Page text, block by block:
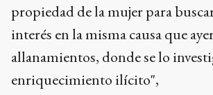
propiedad de la mujer para
interés en la misma causa que
allanamientos, donde se lo
enriquecimiento ilícito",